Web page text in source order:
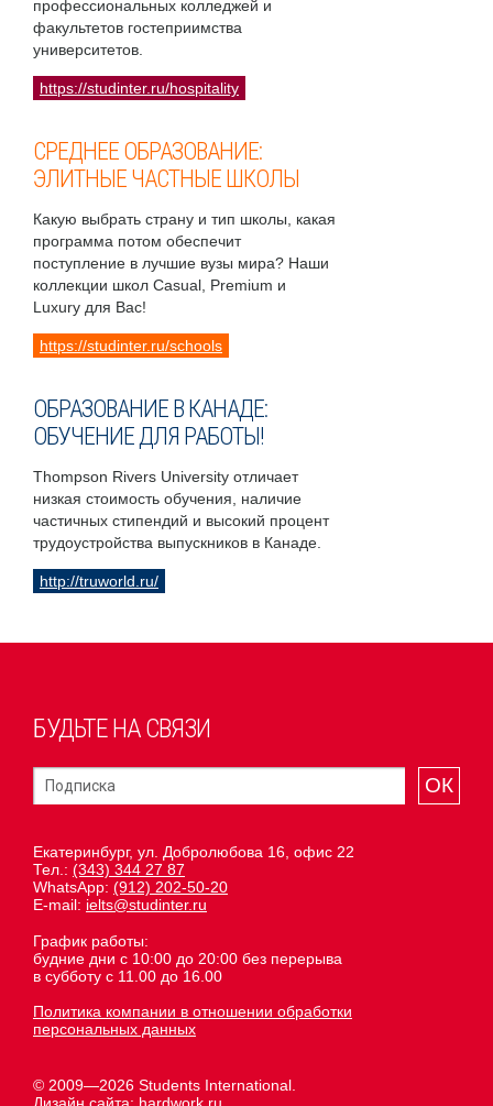
профессиональных колледжей и
факультетов гостеприимства
университетов.
https://studinter.ru/hospitality
СРЕДНЕЕ ОБРАЗОВАНИЕ:
ЭЛИТНЫЕ ЧАСТНЫЕ ШКОЛЫ
Какую выбрать страну и тип школы, какая
программа потом обеспечит
поступление в лучшие вузы мира? Наши
коллекции школ Casual, Premium и
Luxury для Вас!
https://studinter.ru/schools
ОБРАЗОВАНИЕ В КАНАДЕ:
ОБУЧЕНИЕ ДЛЯ РАБОТЫ!
Thompson Rivers University отличает
низкая стоимость обучения, наличие
частичных стипендий и высокий процент
трудоустройства выпускников в Канаде.
http://truworld.ru/
БУДЬТЕ НА СВЯЗИ
ОК
Екатеринбург, ул. Добролюбова 16, офис 22
Тел.: (343) 344 27 87
WhatsApp: (912) 202-50-20
E-mail: ielts@studinter.ru
График работы:
будние дни с 10:00 до 20:00 без перерыва
в субботу с 11.00 до 16.00
Политика компании в отношении обработки
персональных данных
© 2009—2026 Students International.